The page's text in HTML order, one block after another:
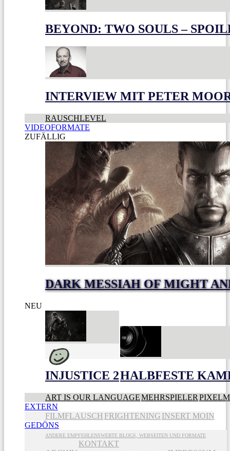
BEYOND: TWO SOULS –
INTERVIEW MIT PETER
RAUSCHLEVEL
VIDEOFORMATE
ZUFÄLLIG
DARK MESSIAH OF MIGHT
NEU
INJUSTICE 2HALBFESTE
ART IS OUR LANGUAGEMEHRSPIELER
EXTERN
FILMFLAUSCH FRIGHTENING INSERT MOIN
GEDÖNS
ANDERE EMPFEHLENSWERTE BLOGS, WEBSEITEN UND FORMATE
KONTAKT